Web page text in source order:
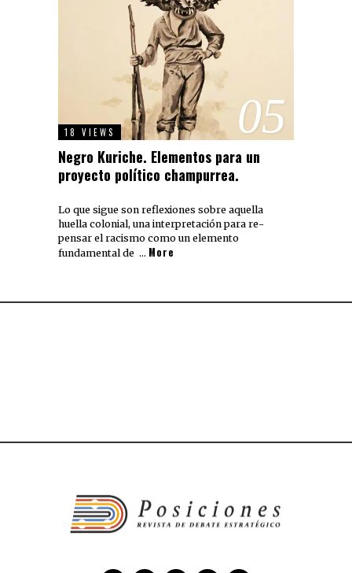
05
18 VIEWS
Negro Kuriche. Elementos para un
proyecto político champurrea.
Lo que sigue son reflexiones sobre aquella
huella colonial, una interpretación para re-
pensar el racismo como un elemento
fundamental de … More